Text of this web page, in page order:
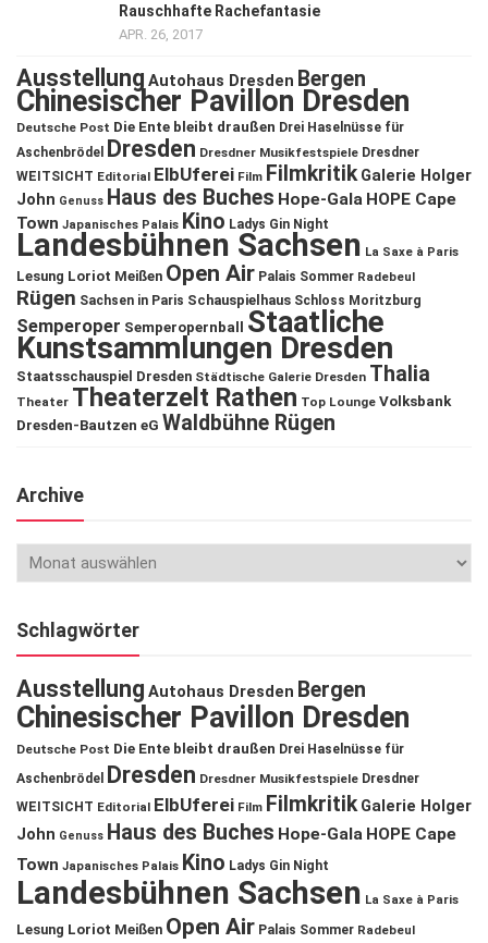
Rauschhafte Rachefantasie
APR. 26, 2017
Ausstellung Autohaus Dresden Bergen
Chinesischer Pavillon Dresden
Deutsche Post Die Ente bleibt draußen Drei Haselnüsse für
Aschenbrödel
Dresden Dresdner Musikfestspiele Dresdner
WEITSICHT Editorial ElbUferei Film Filmkritik Galerie Holger
John Genuss Haus des Buches Hope-Gala HOPE Cape
Town Japanisches Palais Kino Ladys Gin Night
Landesbühnen Sachsen La Saxe à Paris
Lesung Loriot Meißen Open Air Palais Sommer Radebeul
Rügen Sachsen in Paris Schauspielhaus Schloss Moritzburg
Semperoper Semperopernball Staatliche
Kunstsammlungen Dresden
Staatsschauspiel Dresden Städtische Galerie Dresden Thalia
Theater Theaterzelt Rathen Top Lounge Volksbank
Dresden-Bautzen eG Waldbühne Rügen
Archive
Schlagwörter
Ausstellung Autohaus Dresden Bergen
Chinesischer Pavillon Dresden
Deutsche Post Die Ente bleibt draußen Drei Haselnüsse für
Aschenbrödel
Dresden Dresdner Musikfestspiele Dresdner
WEITSICHT Editorial ElbUferei Film Filmkritik Galerie Holger
John Genuss Haus des Buches Hope-Gala HOPE Cape
Town Japanisches Palais Kino Ladys Gin Night
Landesbühnen Sachsen La Saxe à Paris
Lesung Loriot Meißen Open Air Palais Sommer Radebeul